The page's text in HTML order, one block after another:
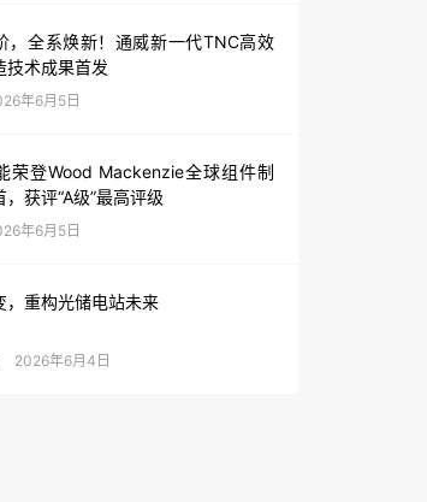
，全系焕新！通威新一代TNC高效
技术成果首发
年6月5日
荣登Wood Mackenzie全球组件制
获评“A级”最高评级
年6月5日
，重构光储电站未来
2026年6月4日